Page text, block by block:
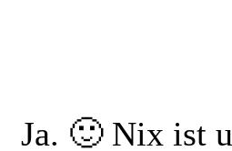
Ja. 🙂 Nix ist